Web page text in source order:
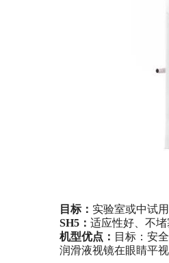
目标： 实验室或中试用
SH5：适应性好、不
机型优点： 目标：安
润滑液视镜在眼睛平